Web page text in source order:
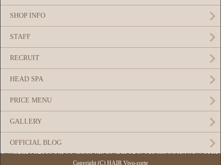
SHOP INFO
STAFF
RECRUIT
HEAD SPA
PRICE MENU
GALLERY
OFFICIAL BLOG
Copyright (C) HAIR Vivo-corte